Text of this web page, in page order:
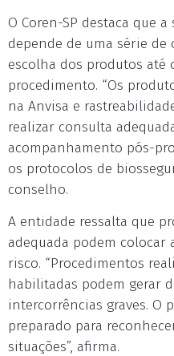
O Coren-SP destaca que
depende de uma série de
escolha dos produtos até
procedimento. “Os
na Anvisa e
realizar consulta
acompanhamento pós-
os protocolos de
conselho.
A entidade ressalta que
adequada podem colocar
risco. “Procedimentos
habilitadas podem gerar
intercorrências graves. O
preparado para
situações”, afirma.